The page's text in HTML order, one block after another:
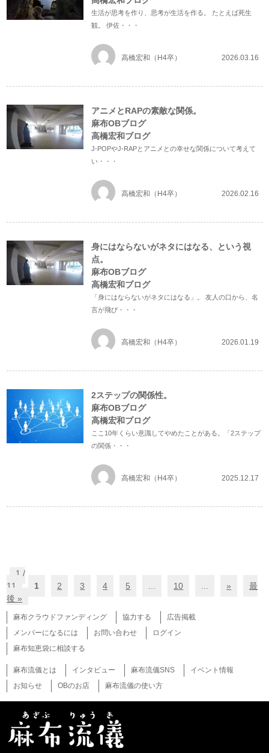
生活が思考を作り、思考が生活を作る。 たとえば死生
観。 伊佐・・・
高橋宏和（H4卒） 2026.03.16
アニメとRAPの素敵な関係。
麻布OBブログ
高橋宏和ブログ
J-POPやJ-RAPとアニメとの幸せな関係について考えて
い・・・
高橋宏和（H4卒） 2026.02.16
身にはならないがネタにはなる、という視
点。
麻布OBブログ
高橋宏和ブログ
「身にはならないがネタにはなる」。 友人の口から、名
言が飛び・・・
高橋宏和（H4卒） 2026.01.19
2ステップの関係性。
麻布OBブログ
高橋宏和ブログ
ここ10年くらい意識してやめたことがある。「2ステップ
の関係・・・
高橋宏和（H4卒） 2025.12.17
1 /
11
1 2 3 4 5 10 »
最
後 »
麻布クラウドファンディング 協力する
広告掲載
メンバーになるには
お問い合わせ
ログイン
麻布知恵袋に相談する
麻布流儀とは インタビュー 麻布流儀SNS
イベント情報
お知らせ
OBのお店 麻布流儀の使い方